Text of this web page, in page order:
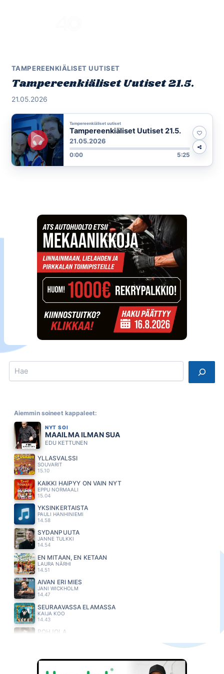
TAMPEREENKIÄLISET UUTISET
Tampereenkiäliset Uutiset 21.5.
21.05.2026
Tampereenkiäliset uutiset
Tampereenkiäliset Uutiset 21.5.
21.05.2026
0:00 5:25
Search
Aiemmin soineet kappaleet:
NYT SOI
MAAILMA ILMAN SUA
EDU KETTUNEN
YLLÄSVALSSI
SOUVARIT
15.10
KAIKKI HAIPYY ON VAIN NYT
EPPU NORMAALI
15.04
YKSINKERTAISTA
PAULI HANHINIEMI
14.58
SYDÄNPUUTA
JANNE TULKKI
14.54
EN MITÄÄN, EN KETÄÄN
LAURA NÄRHI
14.51
AIVAN ERI MIES
JANI WICKHOLM
14.47
SEURAAVASSA ELAMASSA
KAIJA KOO
14.43
POHJOLA
JONNA TERVOMAA